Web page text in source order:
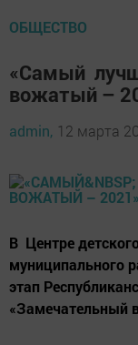
ОБЩЕСТВО
«Самый
вожатый –
admin, 12 марта
В Центре
муниципального
этап
«Замечательный